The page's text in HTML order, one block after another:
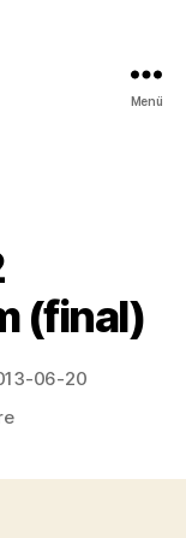
Menü
(final)
06-20
zu